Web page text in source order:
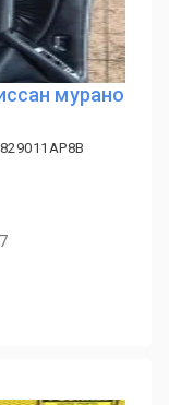
мурано